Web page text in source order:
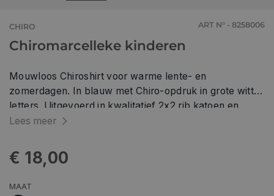
CHIRO ART N° - 8258006
Chiromarcelleke kinderen
Mouwloos Chiroshirt voor warme lente- en
zomerdagen. In blauw met Chiro-opdruk in grote witte
letters. Uitgevoerd in kwalitatief 2x2 rib katoen en
recht model, maakt dat deze top een stoere uitstraling
Lees meer
€ 18,00
MAAT